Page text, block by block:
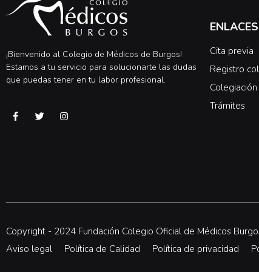
¡Bienvenido al Colegio de Médicos de Burgos!
Estamos a tu servicio para solucionarte las dudas
que puedas tener en tu labor profesional.
Cita previa
Registro
Colegiación
Trámites
Copyright - 2024 Fundación Colegio Oficial de Médicos
Aviso legal
Política de Calidad Política de privacidad